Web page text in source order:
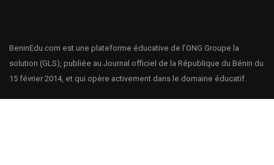
BeninEdu.com est une plateforme éducative de l’ONG Groupe la
solution (GLS), publiée au Journal officiel de la République du Bénin du
15 février 2014, et qui opère activement dans le domaine éducatif.